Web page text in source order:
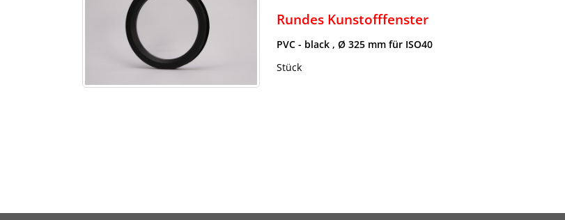
Rundes Kunstofffenster
PVC - black , Ø 325 mm für ISO40
Stück